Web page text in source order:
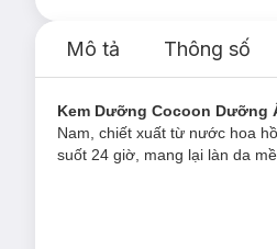
Mô tả Thông số
Kem Dưỡng Cocoon Dưỡng
Nam, chiết xuất từ nước hoa
suốt 24 giờ, mang lại làn da